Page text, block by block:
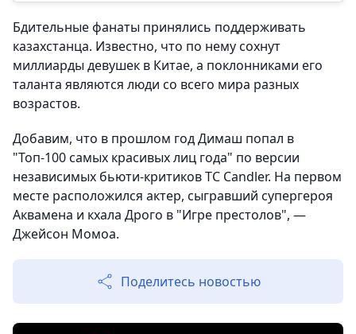
Бдительные фанаты принялись поддерживать
казахстанца. Известно, что по нему сохнут
миллиарды девушек в Китае, а поклонниками его
таланта являются люди со всего мира разных
возрастов.
Добавим, что в прошлом год Димаш попал в
"Топ-100 самых красивых лиц года" по версии
независимых бьюти-критиков TC Candler. На первом
месте расположился актер, сыгравший супергероя
Аквамена и кхала Дрого в "Игре престолов", —
Джейсон Момоа.
Поделитесь новостью